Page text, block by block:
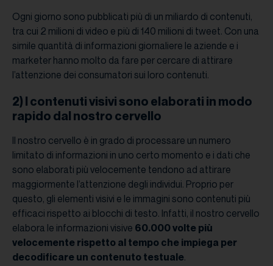
Ogni giorno sono pubblicati più di un miliardo di contenuti,
tra cui 2 milioni di video e più di 140 milioni di tweet. Con una
simile quantità di informazioni giornaliere le aziende e i
marketer hanno molto da fare per cercare di attirare
l’attenzione dei consumatori sui loro contenuti.
2) I contenuti visivi sono elaborati in modo
rapido dal nostro cervello
Il nostro cervello è in grado di processare un numero
limitato di informazioni in uno certo momento e i dati che
sono elaborati più velocemente tendono ad attirare
maggiormente l’attenzione degli individui. Proprio per
questo, gli elementi visivi e le immagini sono contenuti più
efficaci rispetto ai blocchi di testo. Infatti, il nostro cervello
elabora le informazioni visive 60.000 volte più
velocemente rispetto al tempo che impiega per
decodificare un contenuto testuale.